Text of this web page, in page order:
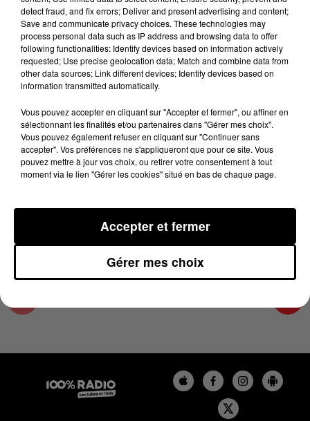
Lecture (2 min 22 sec)
100%
100% Radio les infos du Comminges
4 janvier 2024 - 2 min 22 sec
LES INFOS DU COMMINGES DU 04/01/2024 À
13H59
Podcast infos du Comminges
detect fraud, and fix errors; Deliver and present advertising and content;
Save and communicate privacy choices. These technologies may
process personal data such as IP address and browsing data to offer
following functionalities: Identify devices based on information actively
requested; Use precise geolocation data; Match and combine data from
other data sources; Link different devices; Identify devices based on
information transmitted automatically.
Vous pouvez accepter en cliquant sur "Accepter et fermer", ou affiner en
sélectionnant les finalités et/ou partenaires dans "Gérer mes choix".
Vous pouvez également refuser en cliquant sur "Continuer sans
accepter". Vos préférences ne s'appliqueront que pour ce site. Vous
pouvez mettre à jour vos choix, ou retirer votre consentement à tout
moment via le lien "Gérer les cookies" situé en bas de chaque page.
Gérer mes choix
Accepter et fermer